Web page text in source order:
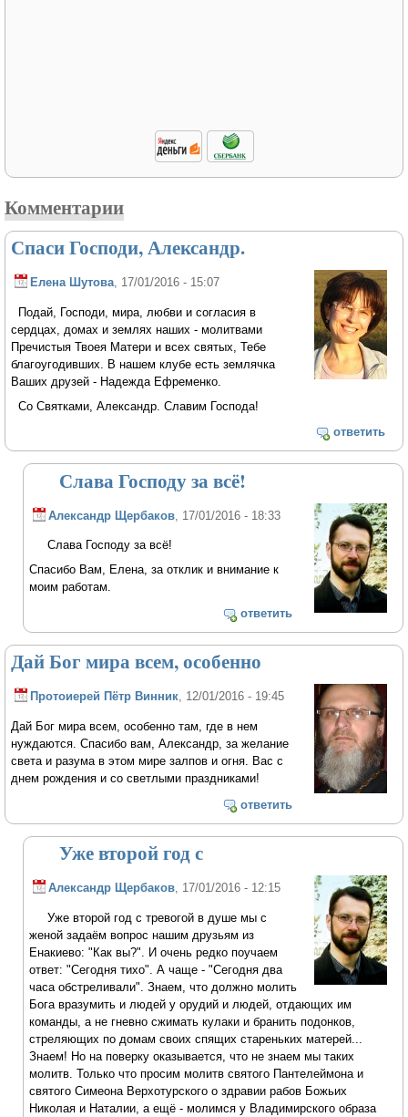
Комментарии
Спаси Господи, Александр.
Елена Шутова, 17/01/2016 - 15:07
Подай, Господи, мира, любви и согласия в
сердцах, домах и землях наших - молитвами
Пречистыя Твоея Матери и всех святых, Тебе
благоугодивших. В нашем клубе есть землячка
Ваших друзей - Надежда Ефременко.
Со Святками, Александр. Славим Господа!
ответить
Слава Господу за всё!
Александр Щербаков , 17/01/2016 - 18:33
Слава Господу за всё!
Спасибо Вам, Елена, за отклик и внимание к
моим работам.
ответить
Дай Бог мира всем, особенно
Протоиерей Пётр Винник, 12/01/2016 - 19:45
Дай Бог мира всем, особенно там, где в нем
нуждаются. Спасибо вам, Александр, за желание
света и разума в этом мире залпов и огня. Вас с
днем рождения и со светлыми праздниками!
ответить
Уже второй год с
Александр Щербаков , 17/01/2016 - 12:15
Уже второй год с тревогой в душе мы с
женой задаём вопрос нашим друзьям из
Енакиево: "Как вы?". И очень редко поучаем
ответ: "Сегодня тихо". А чаще - "Сегодня два
часа обстреливали". Знаем, что должно молить
Бога вразумить и людей у орудий и людей, отдающих им
команды, а не гневно сжимать кулаки и бранить подонков,
стреляющих по домам своих спящих стареньких матерей...
Знаем! Но на поверку оказывается, что не знаем мы таких
молитв. Только что просим молитв святого Пантелеймона и
святого Симеона Верхотурского о здравии рабов Божьих
Николая и Наталии, а ещё - молимся у Владимирского образа